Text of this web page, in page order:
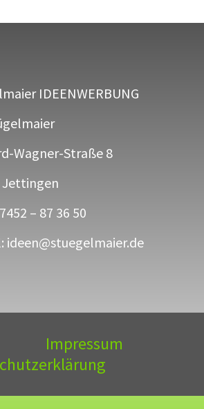
IDEENWERBUNG
Wagner-Straße 8
Jettingen
– 87 36 50
ideen@stuegelmaier.de
Impressum